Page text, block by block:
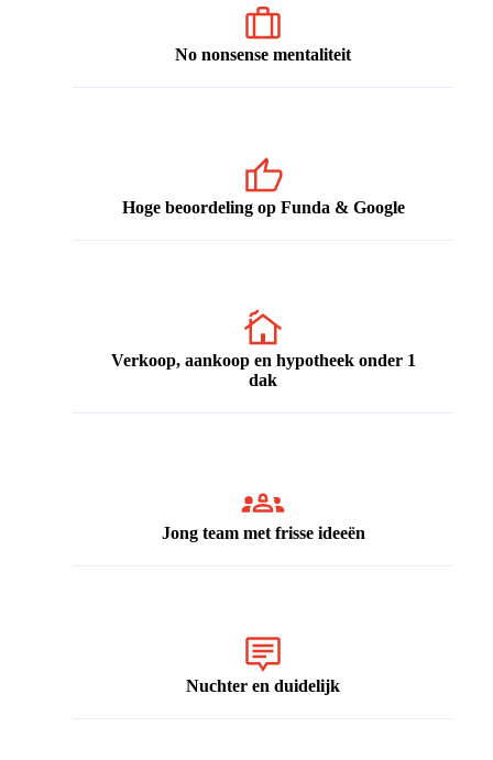
No nonsense mentaliteit
Hoge beoordeling op Funda & Google
Verkoop, aankoop en hypotheek onder 1
dak
Jong team met frisse ideeën
Nuchter en duidelijk